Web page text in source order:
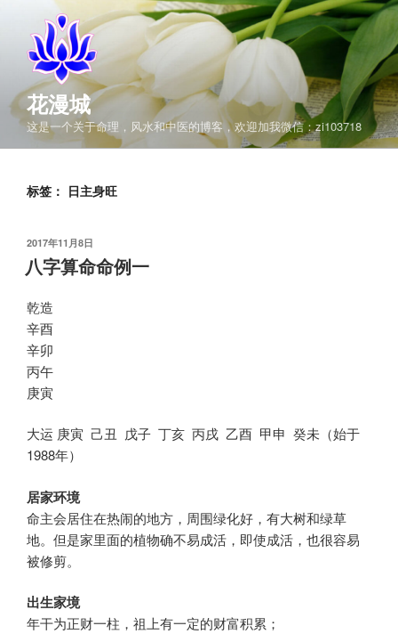
花漫城
这是一个关于命理，风水和中医的博客，欢迎加我微信：zi103718
标签： 日主身旺
发
布
于
2017年11月8日
八字算命命例一
乾造
辛酉
辛卯
丙午
庚寅
大运 庚寅 己丑 戊子 丁亥 丙戌 乙酉 甲申 癸未（始于
1988年）
居家环境
命主会居住在热闹的地方，周围绿化好，有大树和绿草
地。但是家里面的植物确不易成活，即使成活，也很容易
被修剪。
出生家境
年干为正财一柱，祖上有一定的财富积累；